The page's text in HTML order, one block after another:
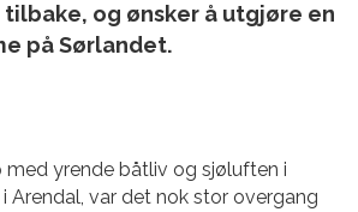
tilbake, og ønsker å utgjøre en
på Sørlandet.
med yrende båtliv og sjøluften i
Arendal, var det nok stor overgang